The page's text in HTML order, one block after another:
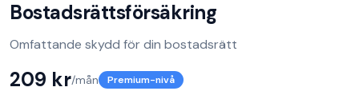
Bostadsrättsförsäkring
Omfattande skydd för din bostadsrätt
209 kr/mån Premium-nivå